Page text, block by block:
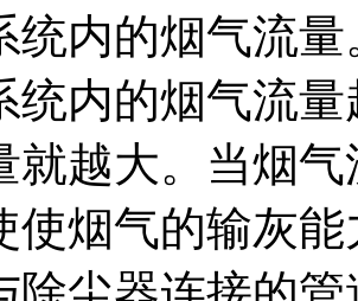
统内的烟气流
统内的烟气流
就越大。当烟
使烟气的输灰